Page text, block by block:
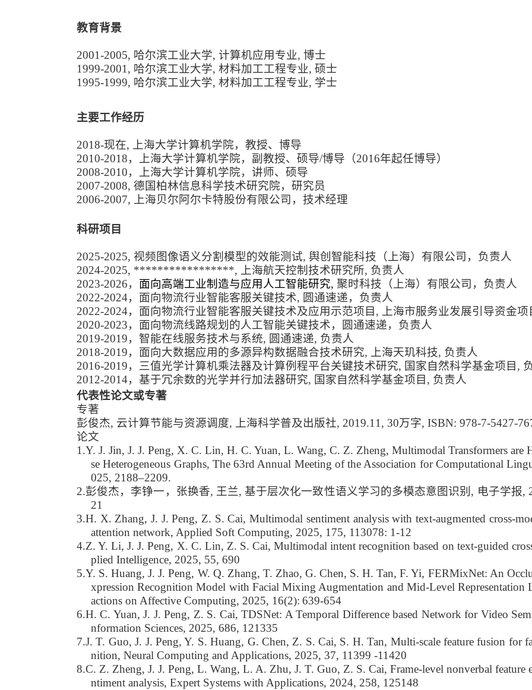
教育背景
2001-2005, 哈尔滨工业大学, 计算机应用专业, 博士
1999-2001 , 哈尔滨工业大学, 材料加工工程专业, 硕士
1995-1999, 哈尔滨工业大学, 材料加工工程专业, 学士
主要工作经历
2018-现在, 上海大学计算机学院，教授、博导
2010-2018，上海大学计算机学院，副教授、硕导/博导（2016年起任博导）
2008-2010，上海大学计算机学院，讲师、硕导
2007-2008, 德国柏林信息科学技术研究院，研究员
2006-2007, 上海贝尔阿尔卡特股份有限公司，技术经理
科研项目
2025-2025, 视频图像语义分割模型的效能测试, 舆创智能科技（上海）有限公司，负责人
2024-2025, *****************, 上海航天控制技术研究所, 负责人
2023-2026， 面向高端工业制造与应用人工智能研究, 聚时科技（上海）有限公司，负责人
2022-2024，面向物流行业智能客服关键技术, 圆通速递，负责人
2022-2024，面向物流行业智能客服关键技术及应用示范项目, 上海市服务业发展引导资金项
2020-2023，面向物流线路规划的人工智能关键技术，圆通速递，负责人
2019-2019，智能在线服务技术与系统, 圆通速递, 负责人
2018-2019，面向大数据应用的多源异构数据融合技术研究, 上海天玑科技, 负责人
2016-2019，三值光学计算机乘法器及计算例程平台关键技术研究, 国家自然科学基金项目,
2012-2014，基于冗余数的光学并行加法器研究, 国家自然科学基金项目, 负责人
代表性论文或专著
专著
彭俊杰, 云计算节能与资源调度, 上海科学普及出版社, 2019.11, 30万字, ISBN: 978-7-5427-
论文
1.Y. J. Jin, J. J. Peng, X. C. Lin, H. C. Yuan, L. Wang, C. Z. Zheng, Multimodal Transformers are
se Heterogeneous Graphs, The 63rd Annual Meeting of the Association for Computational
025, 2188–2209.
2.彭俊杰，李铮一，张换香, 王兰, 基于层次化一致性语义学习的多模态意图识别, 电子学报,
21
3.H. X. Zhang, J. J. Peng, Z. S. Cai, Multimodal sentiment analysis with text-augmented cross-
attention network, Applied Soft Computing, 2025, 175, 113078: 1-12
4.Z. Y. Li, J. J. Peng, X. C. Lin, Z. S. Cai, Multimodal intent recognition based on text-guided
plied Intelligence, 2025, 55, 690
5.Y. S. Huang, J. J. Peng, W. Q. Zhang, T. Zhao, G. Chen, S. H. Tan, F. Yi, FERMixNet: An
xpression Recognition Model with Facial Mixing Augmentation and Mid-Level Representation
actions on Affective Computing, 2025, 16(2): 639-654
6.H. C. Yuan, J. J. Peng, Z. S. Cai, TDSNet: A Temporal Difference based Network for Video
nformation Sciences, 2025, 686, 121335
7.J. T. Guo, J. J. Peng, Y. S. Huang, G. Chen, Z. S. Cai, S. H. Tan, Multi-scale feature fusion for
nition, Neural Computing and Applications, 2025, 37, 11399 -11420
8.C. Z. Zheng, J. J. Peng, L. Wang, L. A. Zhu, J. T. Guo, Z. S. Cai, Frame-level nonverbal feature
ntiment analysis, Expert Systems with Applications, 2024, 258, 125148